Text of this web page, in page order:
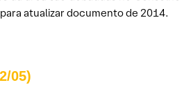
atualizar documento de 2014.
05)